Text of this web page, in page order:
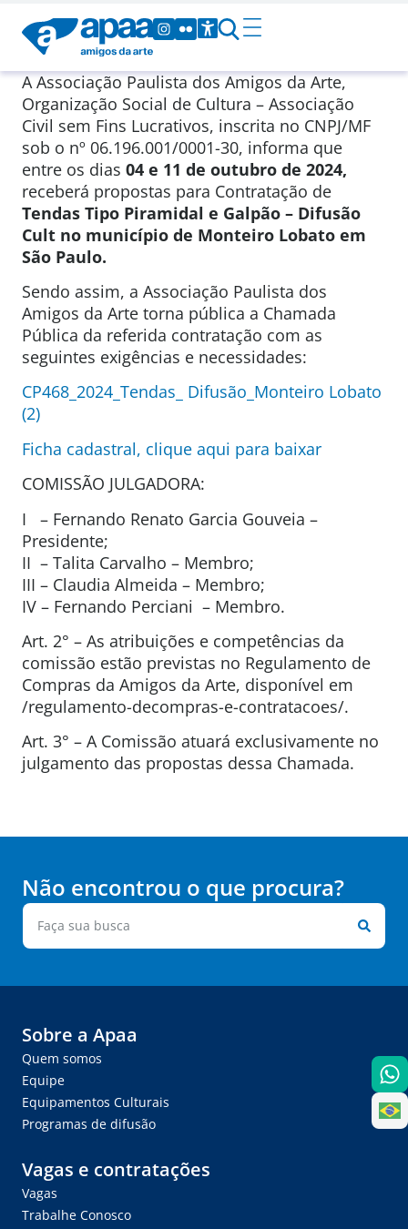
A Associação Paulista dos Amigos da Arte,
Organização Social de Cultura – Associação
Civil sem Fins Lucrativos, inscrita no CNPJ/MF
sob o nº 06.196.001/0001-30, informa que
entre os dias 04 e 11 de outubro de 2024,
receberá propostas para Contratação de
Tendas Tipo Piramidal e Galpão – Difusão
Cult no município de Monteiro Lobato em
São Paulo.
Sendo assim, a Associação Paulista dos
Amigos da Arte torna pública a Chamada
Pública da referida contratação com as
seguintes exigências e necessidades:
CP468_2024_Tendas_ Difusão_Monteiro Lobato
(2)
Ficha cadastral, clique aqui para baixar
COMISSÃO JULGADORA:
I – Fernando Renato Garcia Gouveia –
Presidente;
II – Talita Carvalho – Membro;
III – Claudia Almeida – Membro;
IV – Fernando Perciani – Membro.
Art. 2° – As atribuições e competências da
comissão estão previstas no Regulamento de
Compras da Amigos da Arte, disponível em
/regulamento-decompras-e-contratacoes/.
Art. 3° – A Comissão atuará exclusivamente no
julgamento das propostas dessa Chamada.
Não encontrou o que procura?
Sobre a Apaa
Quem somos
Equipe
Equipamentos Culturais
Programas de difusão
Vagas e contratações
Vagas
Trabalhe Conosco